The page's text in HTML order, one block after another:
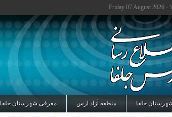
جلفا منطقه آزاد ارس معرفی شهرستان جلفا